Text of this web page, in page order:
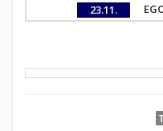
23.11.